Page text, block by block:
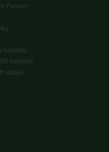
Ferwer
cookies
údajů